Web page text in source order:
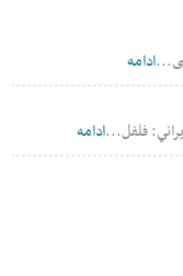
ادامه
فلفل...ادامه